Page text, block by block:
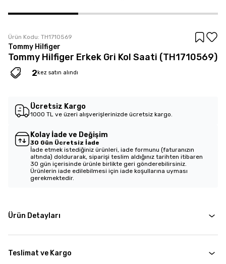
Ürün Kodu: TH1710569
Tommy Hilfiger
Tommy Hilfiger Erkek Gri Kol Saati (TH1710569)
2 kez satın alındı
2kez sepete eklendi
Ücretsiz Kargo
1000 TL ve üzeri alışverişlerinizde ücretsiz kargo.
Kolay İade ve Değişim
30 Gün Ücretsiz İade
İade etmek istediğiniz ürünleri, iade formunu (faturanızın
altında) doldurarak, siparişi teslim aldığınız tarihten itibaren
30 gün içerisinde ürünle birlikte geri gönderebilirsiniz.
Ürünlerin iade edilebilmesi için iade koşullarına uyması
gerekmektedir.
Ürün Detayları
Teslimat ve Kargo